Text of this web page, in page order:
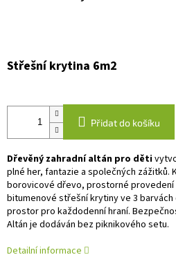
Střešní krytina 6m2
Přidat do košíku
Dřevěný zahradní altán pro děti
plné her, fantazie a společných zážitků.
borovicové dřevo, prostorné
bitumenové střešní krytiny ve 3
prostor pro každodenní hraní.
Altán je dodáván bez piknikového setu.
Detailní informace